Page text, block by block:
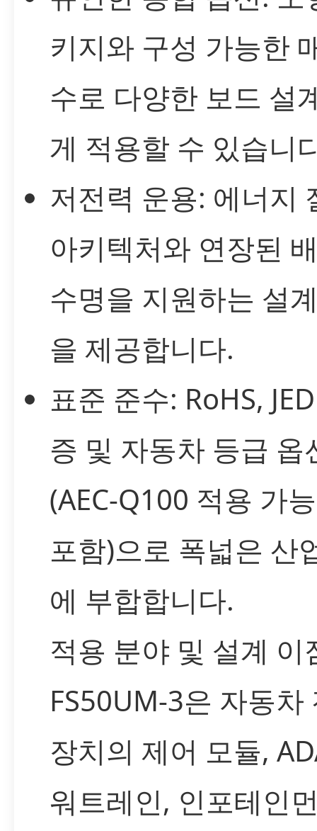
키지와 구성 가능한
수로 다양한 보드 설
게 적용할 수 있습니
저전력 운용: 에너지
아키텍처와 연장된
수명을 지원하는 설
을 제공합니다.
표준 준수: RoHS,
증 및 자동차 등급 옵
(AEC-Q100 적용 가
포함)으로 폭넓은 산
에 부합합니다.
적용 분야 및 설계 이
FS50UM-3은 자동차
장치의 제어 모듈,
워트레인, 인포테인